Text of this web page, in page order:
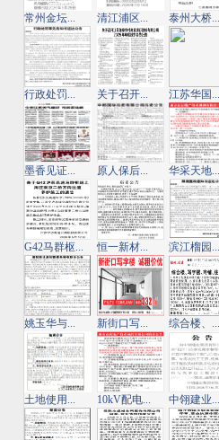
常州金坛... 清江浦区... 泰州大桥...
行政处罚... 关于召开... 江苏华国...
墨香见证... 原人保后... 华采天地...
G42马群枢... 恒一新材... 滨江榴园...
姚玉华与... 新街口写... 综合楼、...
土地使用... 10kV配电... 中翎建业...